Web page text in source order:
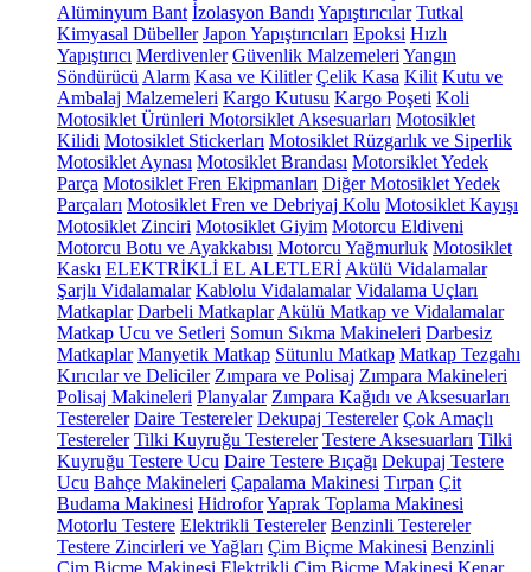
Alüminyum Bant İzolasyon Bandı Yapıştırıcılar Tutkal
Kimyasal Dübeller Japon Yapıştırıcıları Epoksi Hızlı
Yapıştırıcı Merdivenler Güvenlik Malzemeleri Yangın
Söndürücü Alarm Kasa ve Kilitler Çelik Kasa Kilit Kutu ve
Ambalaj Malzemeleri Kargo Kutusu Kargo Poşeti Koli
Motosiklet Ürünleri Motorsiklet Aksesuarları Motosiklet
Kilidi Motosiklet Stickerları Motosiklet Rüzgarlık ve Siperlik
Motosiklet Aynası Motosiklet Brandası Motorsiklet Yedek
Parça Motosiklet Fren Ekipmanları Diğer Motosiklet Yedek
Parçaları Motosiklet Fren ve Debriyaj Kolu Motosiklet Kayışı
Motosiklet Zinciri Motosiklet Giyim Motorcu Eldiveni
Motorcu Botu ve Ayakkabısı Motorcu Yağmurluk Motosiklet
Kaskı ELEKTRİKLİ EL ALETLERİ Akülü Vidalamalar
Şarjlı Vidalamalar Kablolu Vidalamalar Vidalama Uçları
Matkaplar Darbeli Matkaplar Akülü Matkap ve Vidalamalar
Matkap Ucu ve Setleri Somun Sıkma Makineleri Darbesiz
Matkaplar Manyetik Matkap Sütunlu Matkap Matkap Tezgahı
Kırıcılar ve Deliciler Zımpara ve Polisaj Zımpara Makineleri
Polisaj Makineleri Planyalar Zımpara Kağıdı ve Aksesuarları
Testereler Daire Testereler Dekupaj Testereler Çok Amaçlı
Testereler Tilki Kuyruğu Testereler Testere Aksesuarları Tilki
Kuyruğu Testere Ucu Daire Testere Bıçağı Dekupaj Testere
Ucu Bahçe Makineleri Çapalama Makinesi Tırpan Çit
Budama Makinesi HidroforYaprak Toplama Makinesi
Motorlu Testere Elektrikli Testereler Benzinli Testereler
Testere Zincirleri ve Yağları Çim Biçme Makinesi Benzinli
Çim Biçme Makinesi Elektrikli Çim Biçme Makinesi Kenar